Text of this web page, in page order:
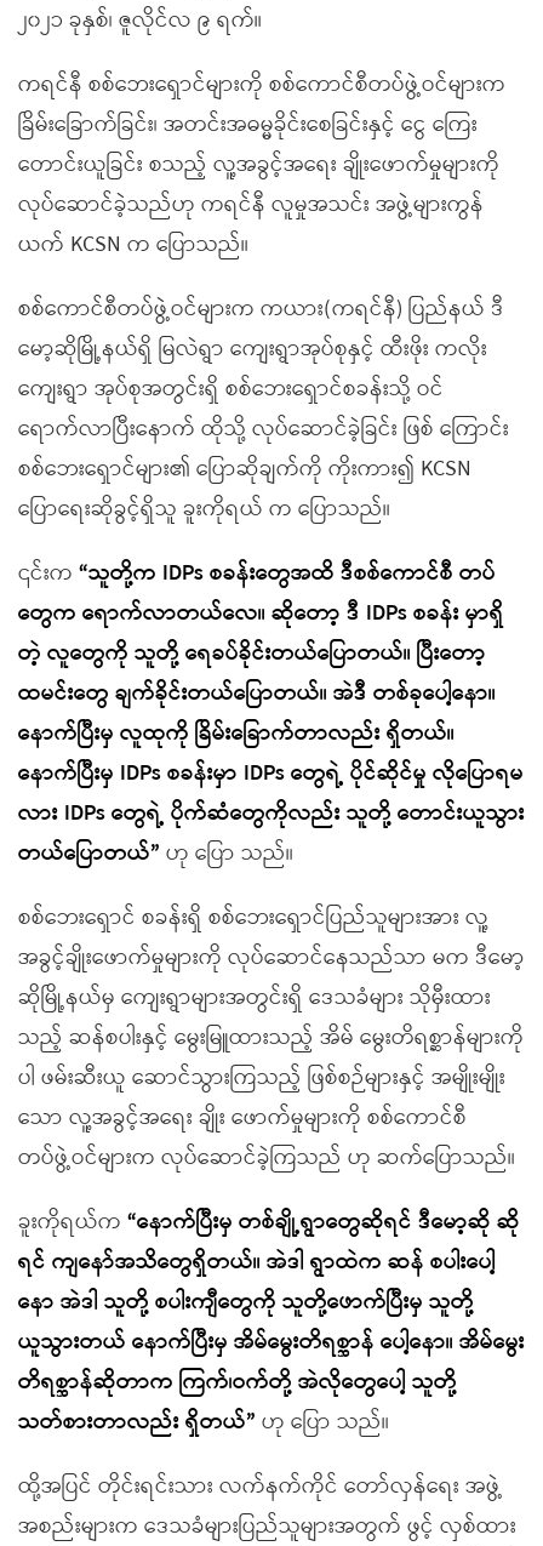
၂၀၂၁ ခုနှစ်၊ ဇူလိုင်လ ၉ ရက်။
ကရင်နီ စစ်ဘေးရှောင်များကို စစ်ကောင်စီတပ်ဖွဲ့ဝင်များက
ခြိမ်းခြောက်ခြင်း၊ အတင်းအဓမ္မခိုင်းစေခြင်းနှင့် ငွေ ကြေး
တောင်းယူခြင်း စသည့် လူ့အခွင့်အရေး ချိုးဖောက်မှုများကို
လုပ်ဆောင်ခဲ့သည်ဟု ကရင်နီ လူမှုအသင်း အဖွဲ့များကွန်
ယက် KCSN က ပြောသည်။
စစ်ကောင်စီတပ်ဖွဲ့ဝင်များက ကယား(ကရင်နီ) ပြည်နယ် ဒီ
မော့ဆိုမြို့နယ်ရှိ မြလဲရွာ ကျေးရွာအုပ်စုနှင့် ထီးဖိုး ကလိုး
ကျေးရွာ အုပ်စုအတွင်းရှိ စစ်ဘေးရှောင်စခန်းသို့ ဝင်
ရောက်လာပြီးနောက် ထိုသို့ လုပ်ဆောင်ခဲ့ခြင်း ဖြစ် ကြောင်း
စစ်ဘေးရှောင်များ၏ ပြောဆိုချက်ကို ကိုးကား၍ KCSN
ပြောရေးဆိုခွင့်ရှိသူ ခူးကိုရယ် က ပြောသည်။
၎င်းက “သူတို့က IDPs စခန်းတွေအထိ ဒီစစ်ကောင်စီ တပ်
တွေက ရောက်လာတယ်လေ။ ဆိုတော့ ဒီ IDPs စခန်း မှာရှိ
တဲ့ လူတွေကို သူတို့ ရေခပ်ခိုင်းတယ်ပြောတယ်။ ပြီးတော့
ထမင်းတွေ ချက်ခိုင်းတယ်ပြောတယ်။ အဲဒီ တစ်ခုပေါ့နော။
နောက်ပြီးမှ လူထုကို ခြိမ်းခြောက်တာလည်း ရှိတယ်။
နောက်ပြီးမှ IDPs စခန်းမှာ IDPs တွေရဲ့ ပိုင်ဆိုင်မှု လိုပြောရမ
လား IDPs တွေရဲ့ ပိုက်ဆံတွေကိုလည်း သူတို့ တောင်းယူသွား
တယ်ပြောတယ်” ဟု ပြော သည်။
စစ်ဘေးရှောင် စခန်းရှိ စစ်ဘေးရှောင်ပြည်သူများအား လူ့
အခွင့်ချိုးဖောက်မှုများကို လုပ်ဆောင်နေသည်သာ မက ဒီမော့
ဆိုမြို့နယ်မှ ကျေးရွာများအတွင်းရှိ ဒေသခံများ သိုမှီးထား
သည့် ဆန်စပါးနှင့် မွေးမြူထားသည့် အိမ် မွေးတိရစ္ဆာန်များကို
ပါ ဖမ်းဆီးယူ ဆောင်သွားကြသည့် ဖြစ်စဉ်များနှင့် အမျိုးမျိုး
သော လူ့အခွင့်အရေး ချိုး ဖောက်မှုများကို စစ်ကောင်စီ
တပ်ဖွဲ့ဝင်များက လုပ်ဆောင်ခဲ့ကြသည် ဟု ဆက်ပြောသည်။
ခူးကိုရယ်က “နောက်ပြီးမှ တစ်ချို့ရွာတွေဆိုရင် ဒီမော့ဆို ဆို
ရင် ကျနော်အသိတွေရှိတယ်။ အဲဒါ ရွာထဲက ဆန် စပါးပေါ့
နော အဲဒါ သူတို့ စပါးကျီတွေကို သူတို့ဖောက်ပြီးမှ သူတို့
ယူသွားတယ် နောက်ပြီးမှ အိမ်မွေးတိရစ္ဆာန် ပေါ့နော။ အိမ်မွေး
တိရစ္ဆာန်ဆိုတာက ကြက်၊ဝက်တို့ အဲလိုတွေပေါ့ သူတို့
သတ်စားတာလည်း ရှိတယ်” ဟု ပြော သည်။
ထို့အပြင် တိုင်းရင်းသား လက်နက်ကိုင် တော်လှန်ရေး အဖွဲ့
အစည်းများက ဒေသခံများပြည်သူများအတွက် ဖွင့် လှစ်ထား